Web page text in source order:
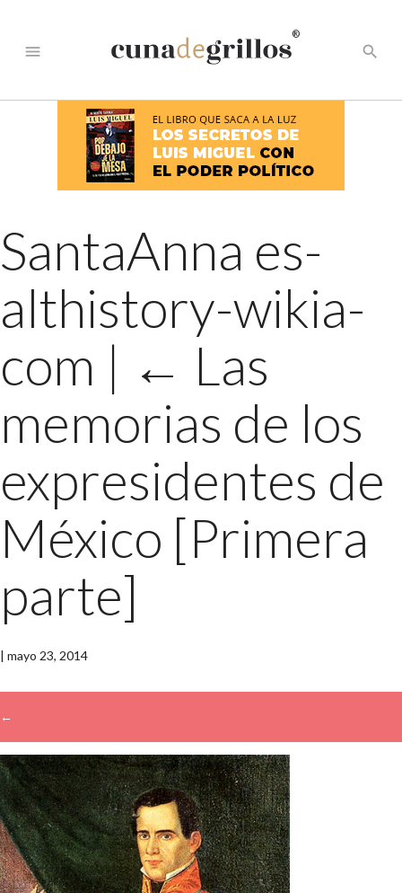
menu
®
search
SantaAnna es-
althistory-wikia-
com | ← Las
memorias de los
expresidentes de
México [Primera
parte]
| mayo 23, 2014
←
→